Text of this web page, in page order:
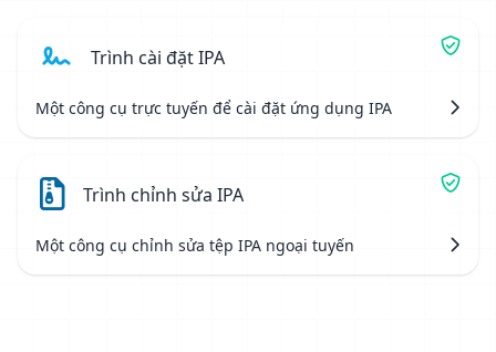
Trình cài đặt IPA
Một công cụ trực tuyến để cài đặt ứng dụng IPA
Trình chỉnh sửa IPA
Một công cụ chỉnh sửa tệp IPA ngoại tuyến